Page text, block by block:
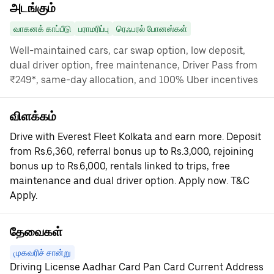
அடங்கும்
வாகனக் காப்பீடு பராமரிப்பு ரெஃபரல் போனஸ்கள்
Well-maintained cars, car swap option, low deposit,
dual driver option, free maintenance, Driver Pass from
₹249*, same-day allocation, and 100% Uber incentives
விளக்கம்
Drive with Everest Fleet Kolkata and earn more. Deposit
from Rs.6,360, referral bonus up to Rs.3,000, rejoining
bonus up to Rs.6,000, rentals linked to trips, free
maintenance and dual driver option. Apply now. T&C
Apply.
தேவைகள்
முகவரிச் சான்று
Driving License Aadhar Card Pan Card Current Address